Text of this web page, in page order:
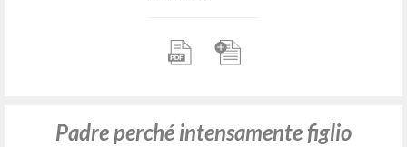
Padre perché intensamente figlio